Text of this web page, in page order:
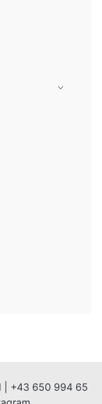
| +43 650 994 65